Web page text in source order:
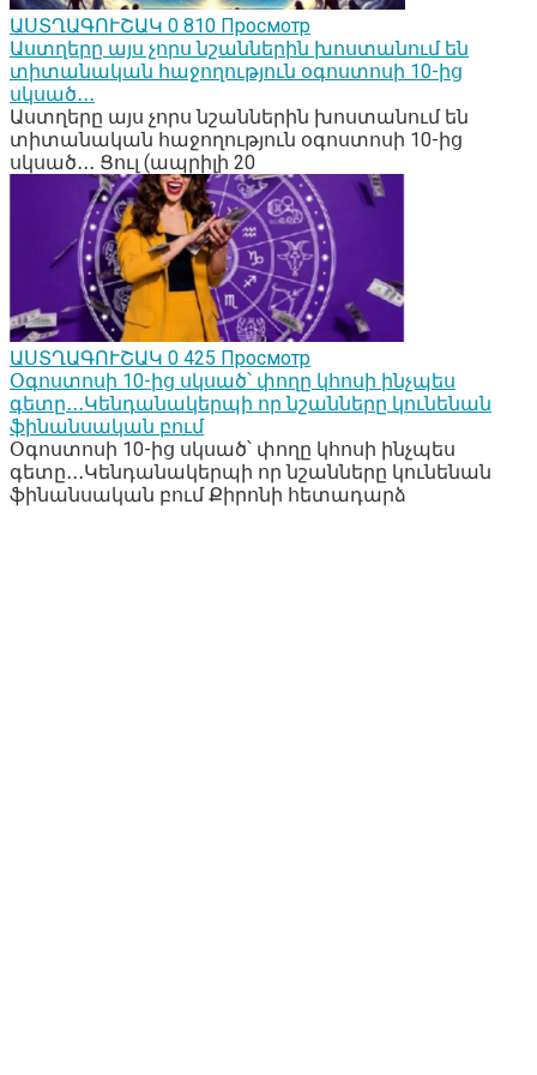
ԱՍՏՂԱԳՈՒՇԱԿ 0 810 Просмотр
Աստղերը այս չորս նշաններին խոստանում են
տիտանական հաջողություն օգոստոսի 10-ից
սկսած․․․
Աստղերը այս չորս նշաններին խոստանում են
տիտանական հաջողություն օգոստոսի 10-ից
սկսած․․․ Ցուլ (ապրիլի 20
ԱՍՏՂԱԳՈՒՇԱԿ 0 425 Просмотр
Օգոստոսի 10-ից սկսած՝ փողը կհոսի ինչպես
գետը․․․Կենդանակերպի որ նշանները կունենան
ֆինանսական բում
Օգոստոսի 10-ից սկսած՝ փողը կհոսի ինչպես
գետը․․․Կենդանակերպի որ նշանները կունենան
ֆինանսական բում Քիրոնի հետադարձ